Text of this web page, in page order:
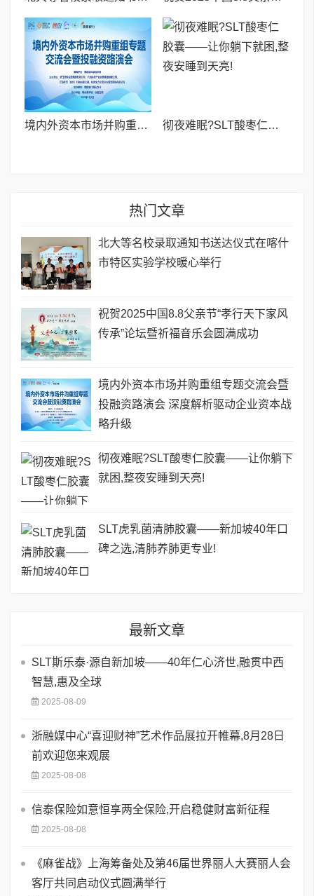
境内外资本市场并购重组专题交流会暨投融资路演会 深度解析驱动企业资本战略升级 彻夜难眠?SLT酸枣仁胶囊——让你躺下就困,整夜安睡到天亮!
热门文章
北大等名校录取通知书送达仪式在喀什
市特区实验学校暖心举行
祝贺2025中国8.8父亲节“孝行天下家风
传承”论坛暨祈福音乐会圆满成功
境内外资本市场并购重组专题交流会暨
投融资路演会 深度解析驱动企业资本战
略升级
彻夜难眠?SLT酸枣仁胶囊——让你躺下
就困,整夜安睡到天亮!
SLT虎乳菌清肺胶囊——新加坡40年口
碑之选,清肺养肺更专业!
最新文章
SLT斯乐泰·源自新加坡——40年仁心济世,融贯中西
智慧,惠及全球
2025-08-09
浙融媒中心“喜迎财神”艺术作品展拉开帷幕,8月28日
前欢迎您来观展
2025-08-08
信泰保险如意恒享两全保险,开启稳健财富新征程
2025-08-08
《麻雀战》上海筹备处及第46届世界丽人大赛丽人会
客厅共同启动仪式圆满举行